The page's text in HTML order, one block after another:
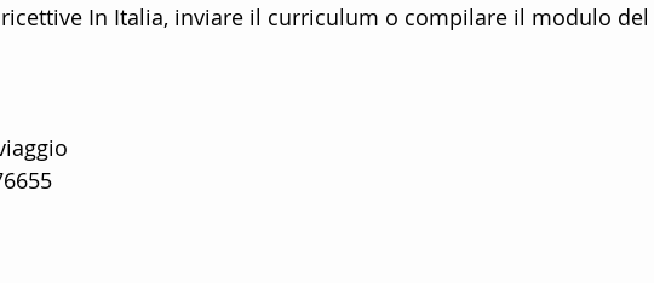
animatori turistici
In Italia, inviare il curriculum o compilare il modulo del